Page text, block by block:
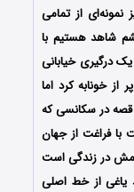
از تمامی
شاهد هستیم با
درگیری خیابانی
خونابه کرد اما
در سکانسی که
با فراغت از جهان
در زندگی است
از خط اصلی